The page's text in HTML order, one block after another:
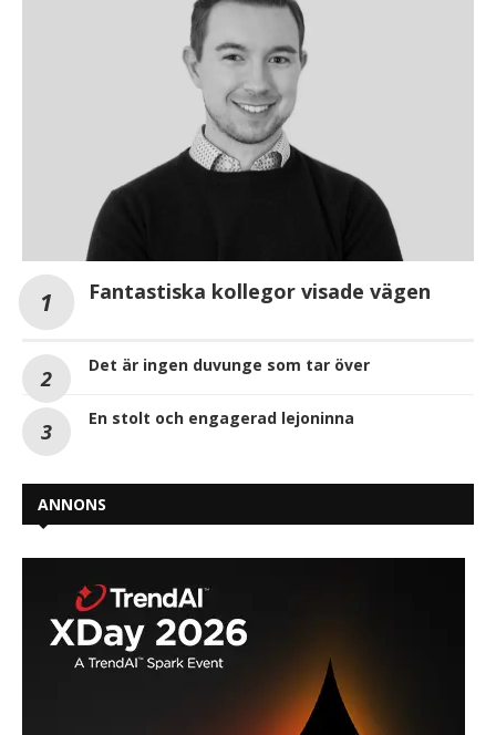
Fantastiska kollegor visade vägen
Det är ingen duvunge som tar över
En stolt och engagerad lejoninna
ANNONS